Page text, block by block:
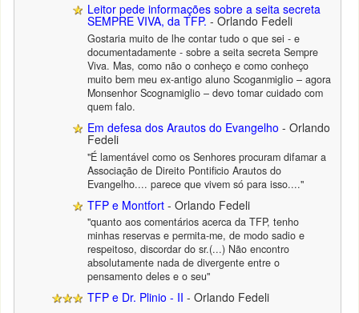
Leitor pede informações sobre a seita secreta
SEMPRE VIVA, da TFP. - Orlando Fedeli
Gostaria muito de lhe contar tudo o que sei - e
documentadamente - sobre a seita secreta Sempre
Viva. Mas, como não o conheço e como conheço
muito bem meu ex-antigo aluno Scoganmiglio – agora
Monsenhor Scognamiglio – devo tomar cuidado com
quem falo.
Em defesa dos Arautos do Evangelho - Orlando
Fedeli
"É lamentável como os Senhores procuram difamar a
Associação de Direito Pontificio Arautos do
Evangelho.... parece que vivem só para isso...."
TFP e Montfort - Orlando Fedeli
"quanto aos comentários acerca da TFP, tenho
minhas reservas e permita-me, de modo sadio e
respeitoso, discordar do sr.(...) Não encontro
absolutamente nada de divergente entre o
pensamento deles e o seu"
TFP e Dr. Plinio - II - Orlando Fedeli